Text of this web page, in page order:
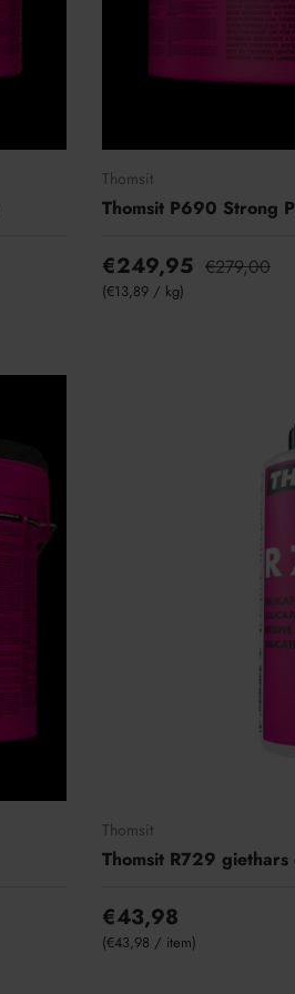
Thomsit
Thomsit P690 Strong
€249,95 €279,00
Eenheid prijs
€13,89 / kg
Thomsit
Thomsit R729
€43,98
Eenheid prijs
€43,98 / item